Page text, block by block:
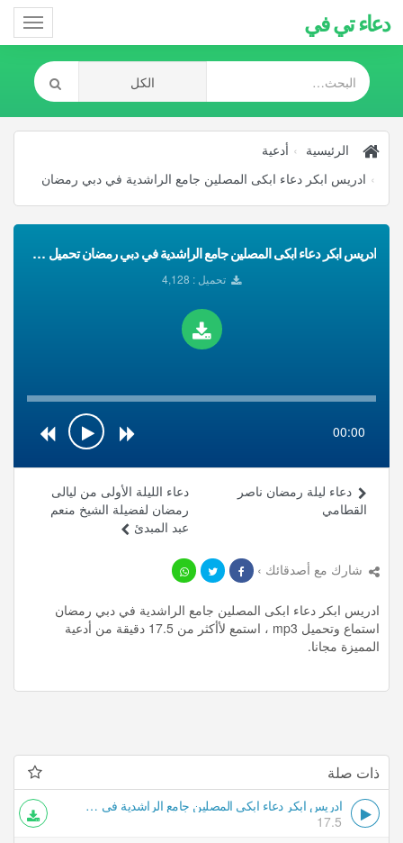
دعاء تي في
الرئيسية
أدعية
ادريس ابكر دعاء ابكى المصلين جامع الراشدية في دبي رمضان
ادريس ابكر دعاء ابكى المصلين جامع الراشدية في دبي رمضان تحميل Mp3
تحميل : 4,128
00:00
دعاء الليلة الأولى من ليالى
رمضان لفضيلة الشيخ منعم
عبد المبدئ
دعاء ليلة رمضان ناصر
القطامي
شارك مع أصدقائك ›
ادريس ابكر دعاء ابكى المصلين جامع الراشدية في دبي رمضان
استماع وتحميل mp3 ، استمع لأأكثر من 17.5 دقيقة من أدعية
المميزة مجانا.
ذات صلة
ادريس ابكر دعاء ابكى المصلين جامع الراشدية في دبي رمضان
17.5